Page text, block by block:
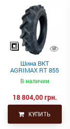
Шина BKT
AGRIMAX RT 855
250/85R28
112A8/112B TL
Украине
В наличии
18 804,00 грн.
КУПИТЬ